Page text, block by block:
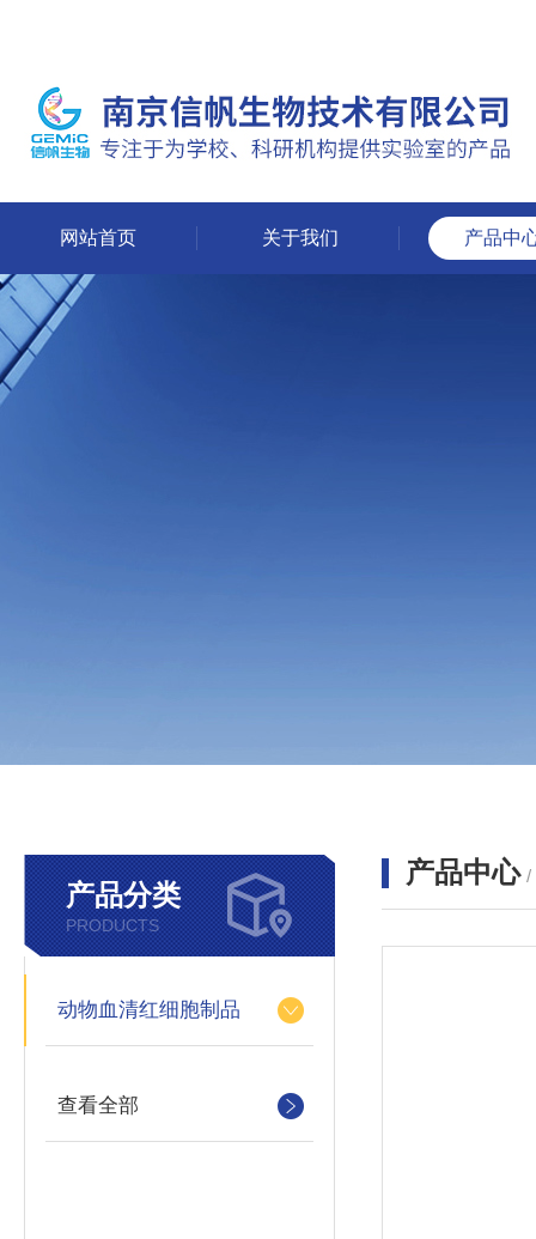
网站首页 关于我们 产品中
产品分类
PRODUCTS
动物血清红细胞制品
查看全部
产品中心 /